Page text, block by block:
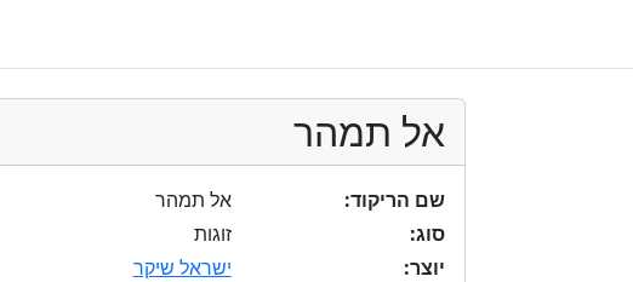
אל תמהר
שם הריקוד:
אל תמהר
סוג:
זוגות
יוצר:
ישראל שיקר